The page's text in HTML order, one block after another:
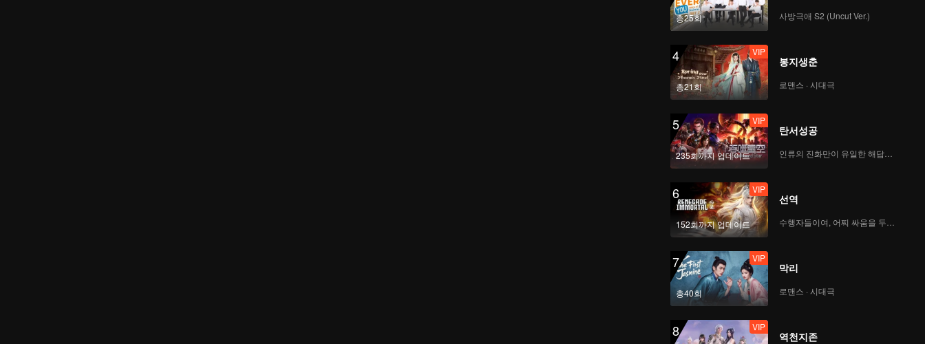
총25회 사방극애 S2 (Uncut Ver.)
4
총21회
VIP
봉지생춘
로맨스 · 시대극
5
235회까지 업데이트
VIP
탄서성공
인류의 진화만이 유일한 해답이다
6
152회까지 업데이트
VIP
선역
7
총40회
VIP
막리
로맨스 · 시대극
8 VIP
역천지존